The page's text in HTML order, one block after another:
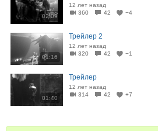
02:09
12 лет назад
360
42 −4
01:16
Трейлер 2
12 лет назад
320
42 −1
01:40
Трейлер
12 лет назад
314
42 +7